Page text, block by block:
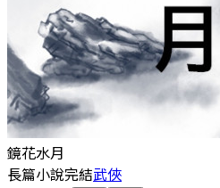
鏡花水月
長篇小說完結武俠